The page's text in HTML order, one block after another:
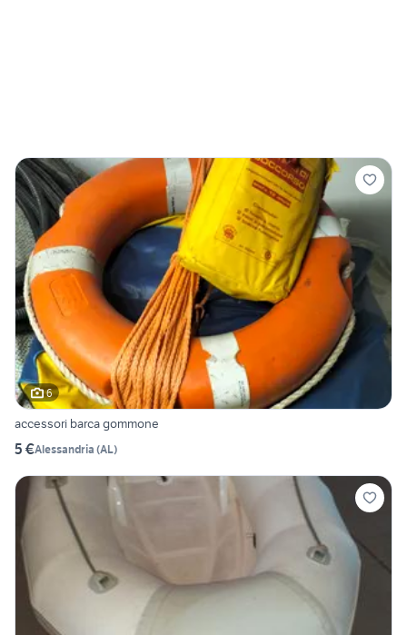
6
accessori barca gommone
5 €Alessandria (AL)